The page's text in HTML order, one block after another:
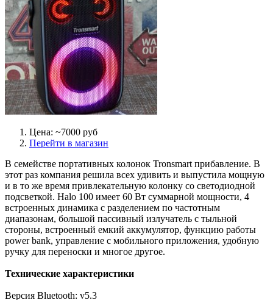
Цена: ~7000 руб
Перейти в магазин
В семействе портативных колонок Tronsmart прибавление. В
этот раз компания решила всех удивить и выпустила мощную
и в то же время привлекательную колонку со светодиодной
подсветкой. Halo 100 имеет 60 Вт суммарной мощности, 4
встроенных динамика с разделением по частотным
диапазонам, большой пассивный излучатель с тыльной
стороны, встроенный емкий аккумулятор, функцию работы
power bank, управление с мобильного приложения, удобную
ручку для переноски и многое другое.
Технические характеристики
Версия Bluetooth: v5.3